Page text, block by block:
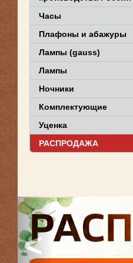
Часы
Плафоны и абажуры
Лампы (gauss)
Лампы
Ночники
Комплектующие
Уценка
РАСПРОДАЖА